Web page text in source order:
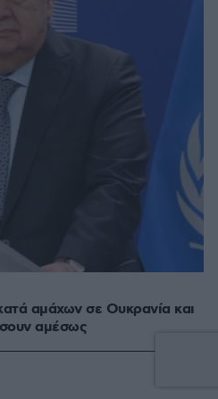
αμάχων σε Ουκρανία και
αμέσως